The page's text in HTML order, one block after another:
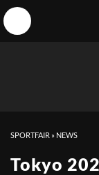
SPORTFAIR » NEWS
Tokyo